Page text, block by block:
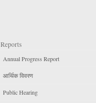
Reports
Annual Progress Report
आर्थिक विवरण
Public Hearing